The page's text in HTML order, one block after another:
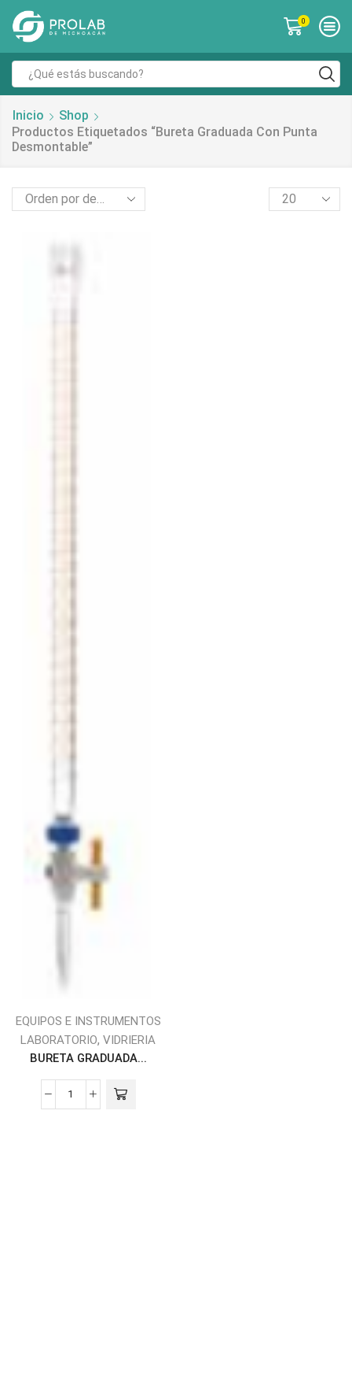
0
Inicio
Shop
Productos Etiquetados “bureta Graduada Con Punta
Desmontable”
EQUIPOS E INSTRUMENTOS
LABORATORIO, VIDRIERIA
BURETA GRADUADA...